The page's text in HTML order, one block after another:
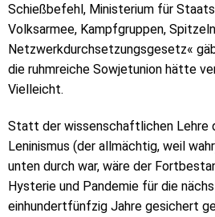
Schießbefehl, Ministerium für
Volksarmee, Kampfgruppen,
Netzwerkdurchsetzungsgesetz«
die ruhmreiche Sowjetunion hätte
Vielleicht.
Statt der wissenschaftlichen Lehre
Leninismus (der allmächtig, weil
unten durch war, wäre der
Hysterie und Pandemie für die
einhundertfünfzig Jahre gesichert